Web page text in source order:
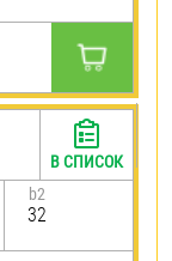
b2
32
В СПИСОК